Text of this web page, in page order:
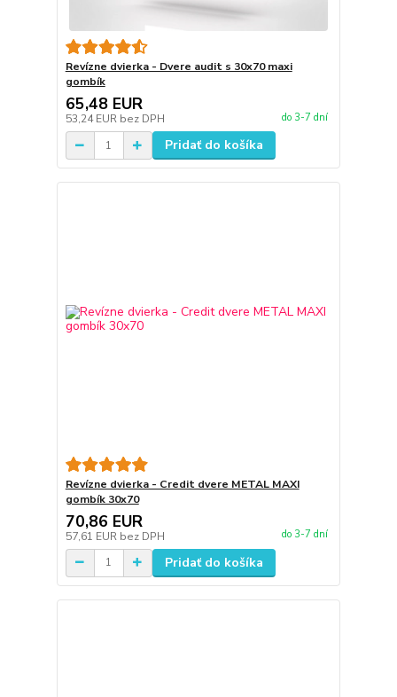
Revízne dvierka - Dvere audit s 30x70 maxi
gombík
65,48 EUR
53,24 EUR bez DPH do 3-7 dní
Pridať do košíka
Revízne dvierka - Credit dvere METAL MAXI
gombík 30x70
70,86 EUR
57,61 EUR bez DPH do 3-7 dní
Pridať do košíka